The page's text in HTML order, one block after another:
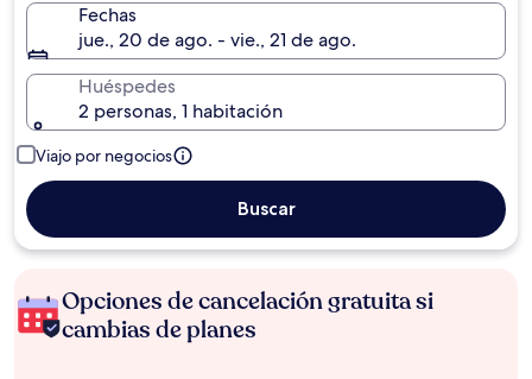
Fechas
jue., 20 de ago. - vie., 21 de ago.
Huéspedes
2 personas, 1 habitación
Viajo por negocios
Buscar
Opciones de cancelación gratuita si
cambias de planes